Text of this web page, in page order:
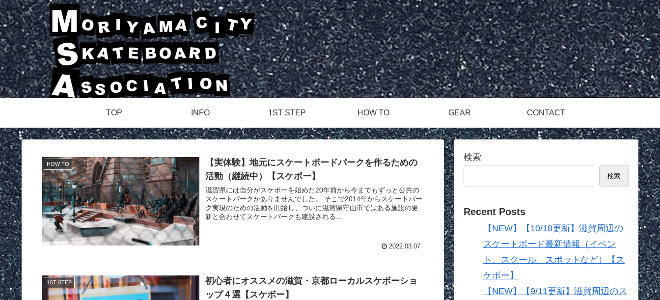
TOP INFO 1ST STEP HOW TO GEAR CONTACT
HOW TO
【実体験】地元にスケートボードパークを作るための
活動（継続中）【スケボー】
滋賀県には自分がスケボーを始めた20年前から今までもずっと公共の
スケートパークがありませんでした。 そこで2014年からスケートパー
ク実現のための活動を開始し、ついに滋賀県守山市ではある施設の更
新と合わせてスケートパークも建設される...
2022.03.07
1ST STEP
初心者にオススメの滋賀・京都ローカルスケボーショ
ップ４選【スケボー】
検索
検索
Recent Posts
【NEW】【10/18更新】滋賀周辺の
スケートボード最新情報（イベン
ト、スクール、スポットなど）【ス
ケボー】
【NEW】【9/11更新】滋賀周辺のス